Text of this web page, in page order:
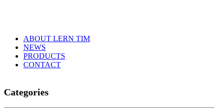
ABOUT LERN TIM
NEWS
PRODUCTS
CONTACT
Categories